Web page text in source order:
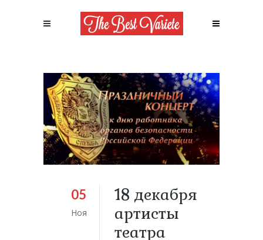
05
Ноя
18 декабря
артисты
театра